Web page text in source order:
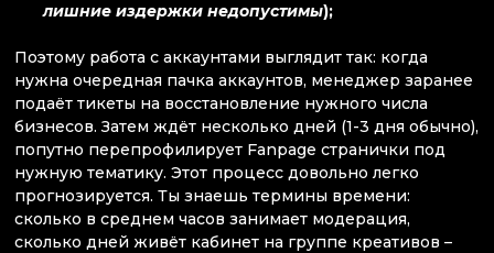
лишние издержки недопустимы);
Поэтому работа с аккаунтами выглядит так: когда
нужна очередная пачка аккаунтов, менеджер заранее
подаёт тикеты на восстановление нужного числа
бизнесов. Затем ждёт несколько дней (1-3 дня обычно),
попутно перепрофилирует Fanpage странички под
нужную тематику. Этот процесс довольно легко
прогнозируется. Ты знаешь термины времени:
сколько в среднем часов занимает модерация,
сколько дней живёт кабинет на группе креативов –